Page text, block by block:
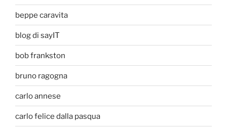
beppe caravita
blog di sayIT
bob frankston
bruno ragogna
carlo annese
carlo felice dalla pasqua